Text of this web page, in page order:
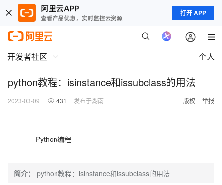
打开 APP
开发者社区 个人
python教程：isinstance和issubclass的用法
2023-03-09 431 发布于湖南 版权 举报
Python编程
简介： python教程：isinstance和issubclass的用法